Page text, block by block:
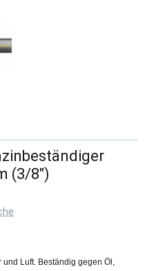
(3/8")
und Luft. Beständig gegen Öl,